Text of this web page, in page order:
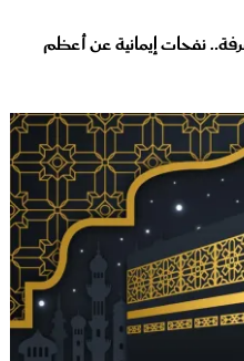
نفحات إيمانية عن أعظم